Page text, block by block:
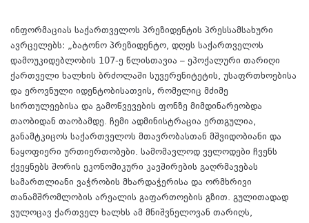
ინფორმაციას საქართველოს პრეზიდენტის პრესსამსახური
ავრცელებს: „ბატონო პრეზიდენტო, დღეს საქართველოს
დამოუკიდებლობის 107-ე წლისთავია – ეპოქალური თარიღი
ქართველი ხალხის ბრძოლაში სუვერენიტეტის, უსაფრთხოებისა
და ეროვნული იდენტობისათვის, რომელიც მძიმე
სირთულეებისა და გამოწვევების ფონზე მიმდინარეობდა
თაობიდან თაობამდე. ჩემი ადმინისტრაცია ერთგულია,
განამტკიცოს საქართველოს მთავრობასთან მშვიდობიანი და
ნაყოფიერი ურთიერთობები. სამომავლოდ ველოდები ჩვენს
ქვეყნებს შორის ეკონომიკური კავშირების გაღრმავებას
სამართლიანი ვაჭრობის მხარდაჭერისა და ორმხრივი
თანამშრომლობის არეალის გაფართოების გზით. გულითადად
ვულოცავ ქართველ ხალხს ამ მნიშვნელოვან თარიღს,